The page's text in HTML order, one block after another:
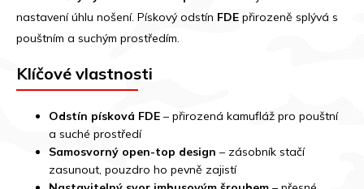
nastavení úhlu nošení. Pískový odstín FDE přirozeně splývá s
pouštním a suchým prostředím.
Klíčové vlastnosti
Odstín písková FDE – přirozená kamufláž pro pouštní
a suché prostředí
Samosvorný open-top design – zásobník stačí
zasunout, pouzdro ho pevně zajistí